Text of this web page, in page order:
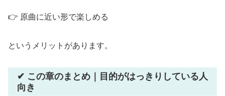
👉 原曲に近い形で楽しめる
というメリットがあります。
✔ この章のまとめ｜目的がはっきりしている人
向き